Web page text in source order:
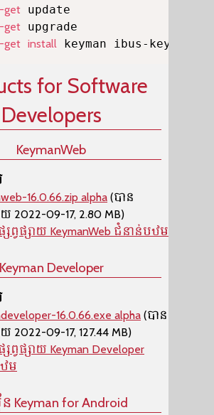
get
get
get install keyman ibus-keyman
for Software
Developers
KeymanWeb
16.0.66.zip alpha (បាន
យ 2022-09-17, 2.80 MB)
សព្វផ្សាយ KeymanWeb ជំនាន់បឋម
Keyman Developer
16.0.66.exe alpha (បាន
យ 2022-09-17, 127.44 MB)
សព្វផ្សាយ Keyman Developer
ម
Keyman for Android